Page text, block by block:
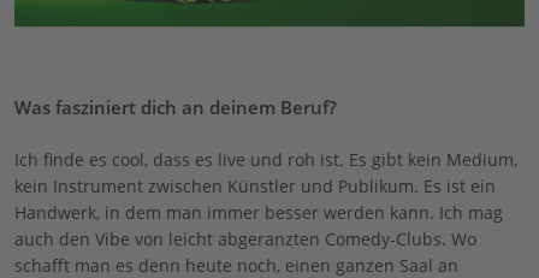
Was fasziniert dich an deinem Beruf?
Ich finde es cool, dass es live und roh ist. Es gibt kein Medium,
kein Instrument zwischen Künstler und Publikum. Es ist ein
Handwerk, in dem man immer besser werden kann. Ich mag
auch den Vibe von leicht abgeranzten Comedy-Clubs. Wo
schafft man es denn heute noch, einen ganzen Saal an